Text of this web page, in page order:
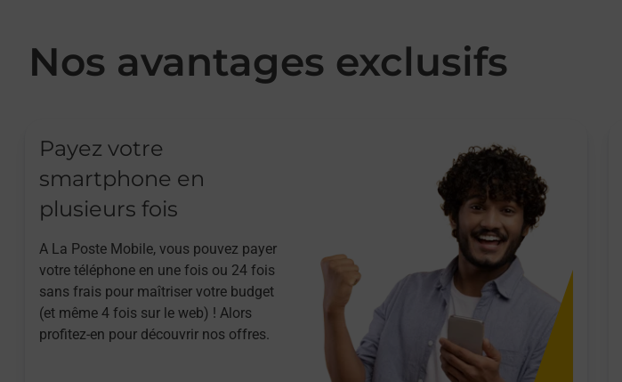
Nos avantages exclusifs
Payez votre
smartphone en
plusieurs fois
A La Poste Mobile, vous pouvez payer
votre téléphone en une fois ou 24 fois
sans frais pour maîtriser votre budget
(et même 4 fois sur le web) ! Alors
profitez-en pour découvrir nos offres.